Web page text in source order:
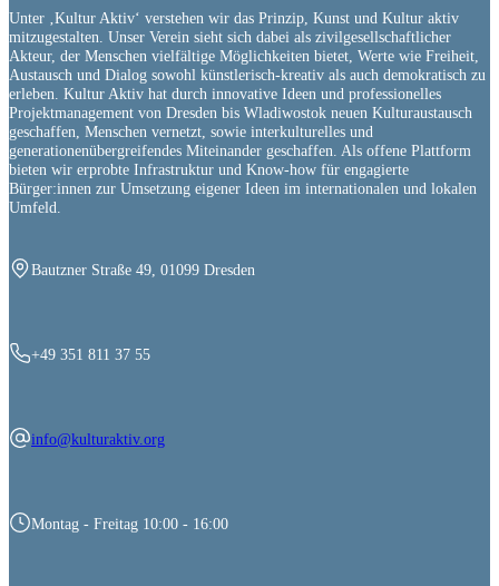
Unter ‚Kultur Aktiv‘ verstehen wir das Prinzip, Kunst und Kultur aktiv
mitzugestalten. Unser Verein sieht sich dabei als zivilgesellschaftlicher
Akteur, der Menschen vielfältige Möglichkeiten bietet, Werte wie Freiheit,
Austausch und Dialog sowohl künstlerisch-kreativ als auch demokratisch zu
erleben. Kultur Aktiv hat durch innovative Ideen und professionelles
Projektmanagement von Dresden bis Wladiwostok neuen Kulturaustausch
geschaffen, Menschen vernetzt, sowie interkulturelles und
generationenübergreifendes Miteinander geschaffen. Als offene Plattform
bieten wir erprobte Infrastruktur und Know-how für engagierte
Bürger:innen zur Umsetzung eigener Ideen im internationalen und lokalen
Umfeld.
Bautzner Straße 49, 01099 Dresden
+49 351 811 37 55
info@kulturaktiv.org
Montag - Freitag 10:00 - 16:00